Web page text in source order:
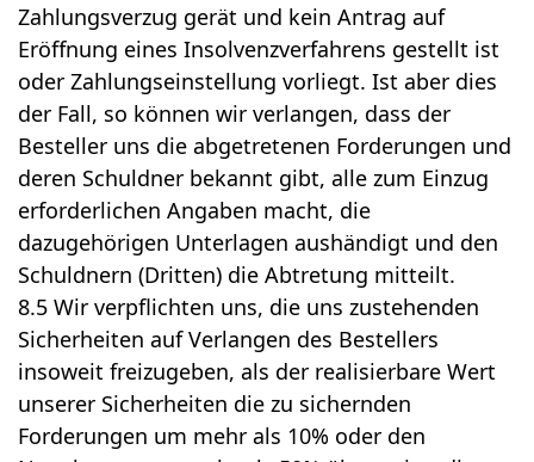
Zahlungsverzug gerät und kein Antrag auf
Eröffnung eines Insolvenzverfahrens gestellt ist
oder Zahlungseinstellung vorliegt. Ist aber dies
der Fall, so können wir verlangen, dass der
Besteller uns die abgetretenen Forderungen und
deren Schuldner bekannt gibt, alle zum Einzug
erforderlichen Angaben macht, die
dazugehörigen Unterlagen aushändigt und den
Schuldnern (Dritten) die Abtretung mitteilt.
8.5 Wir verpflichten uns, die uns zustehenden
Sicherheiten auf Verlangen des Bestellers
insoweit freizugeben, als der realisierbare Wert
unserer Sicherheiten die zu sichernden
Forderungen um mehr als 10% oder den